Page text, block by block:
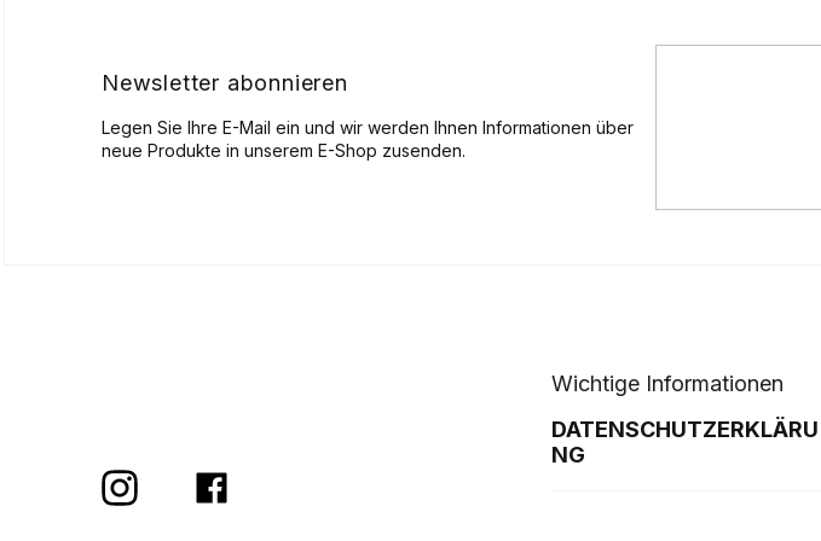
Newsletter abonnieren
Legen Sie Ihre E-Mail ein und wir werden Ihnen Informationen über
neue Produkte in unserem E-Shop zusenden.
Wichtige Informationen
DATENSCHUTZERKLÄRU
NG